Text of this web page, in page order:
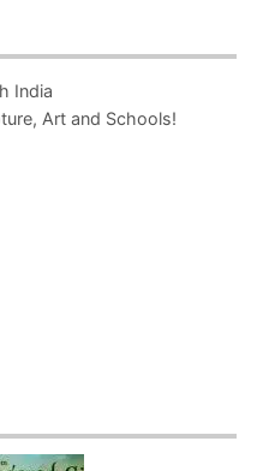
India
Art and Schools!